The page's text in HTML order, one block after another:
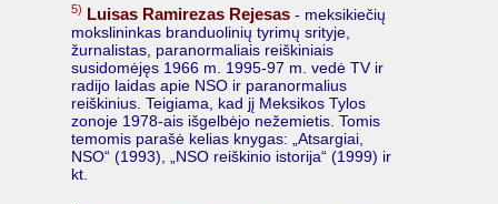
5) Luisas Ramirezas Rejesas - meksikiečių
mokslininkas branduolinių tyrimų srityje,
žurnalistas, paranormaliais reiškiniais
susidomėjęs 1966 m. 1995-97 m. vedė TV ir
radijo laidas apie NSO ir paranormalius
reiškinius. Teigiama, kad jį Meksikos Tylos
zonoje 1978-ais išgelbėjo nežemietis. Tomis
temomis parašė kelias knygas: „Atsargiai,
NSO“ (1993), „NSO reiškinio istorija“ (1999) ir
kt.